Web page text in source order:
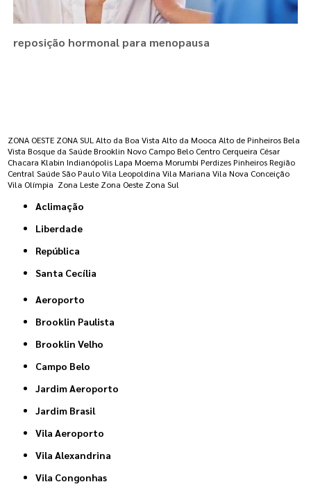
reposição hormonal para menopausa
ZONA OESTE ZONA SUL Alto da Boa Vista Alto da Mooca Alto de Pinheiros Bela
Vista Bosque da Saúde Brooklin Novo Campo Belo Centro Cerqueira César
Chacara Klabin Indianópolis Lapa Moema Morumbi Perdizes Pinheiros Região
Central Saúde São Paulo Vila Leopoldina Vila Mariana Vila Nova Conceição
Vila Olímpia Zona Leste Zona Oeste Zona Sul
Aclimação
Liberdade
República
Santa Cecília
Aeroporto
Brooklin Paulista
Brooklin Velho
Campo Belo
Jardim Aeroporto
Jardim Brasil
Vila Aeroporto
Vila Alexandrina
Vila Congonhas